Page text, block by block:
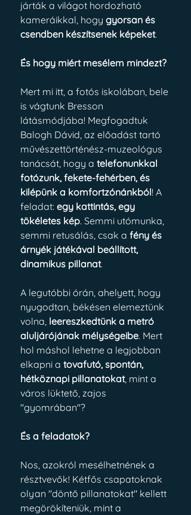
járták a világot hordozható
kameráikkal, hogy gyorsan és
csendben készítsenek képeket.
És hogy miért mesélem mindezt?
Mert mi itt, a fotós iskolában, bele
is vágtunk Bresson
látásmódjába! Megfogadtuk
Balogh Dávid, az előadást tartó
művészettörténész-muzeológus
tanácsát, hogy a telefonunkkal
fotózunk, fekete-fehérben, és
kilépünk a komfortzónánkból! A
feladat: egy kattintás, egy
tökéletes kép. Semmi utómunka,
semmi retusálás, csak a fény és
árnyék játékával beállított,
dinamikus pillanat.
A legutóbbi órán, ahelyett, hogy
nyugodtan, békésen elemeztünk
volna, leereszkedtünk a metró
aluljárójának mélységeibe. Mert
hol máshol lehetne a legjobban
elkapni a tovafutó, spontán,
hétköznapi pillanatokat, mint a
város lüktető, zajos
"gyomrában"?
És a feladatok?
Nos, azokról mesélhetnének a
résztvevők! Kétfős csapatoknak
olyan "döntő pillanatokat" kellett
megörökíteniük, mint a